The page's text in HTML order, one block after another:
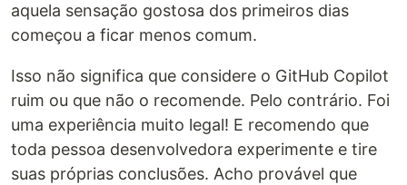
aquela sensação gostosa dos primeiros dias
começou a ficar menos comum.
Isso não significa que considere o GitHub Copilot
ruim ou que não o recomende. Pelo contrário. Foi
uma experiência muito legal! E recomendo que
toda pessoa desenvolvedora experimente e tire
suas próprias conclusões. Acho provável que